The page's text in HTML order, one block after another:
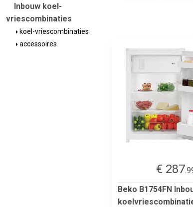
Inbouw koel-
vriescombinaties
koel-vriescombinaties
accessoires
€ 287
Beko B1754FN